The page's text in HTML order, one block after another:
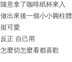
隨意拿了咖啡紙杯來入
做出來後一個小小圓柱體
挺可愛
反正 自己用
怎麼切怎麼看都喜歡